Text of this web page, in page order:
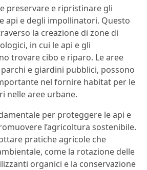
preservare e ripristinare gli
api e degli impollinatori. Questo
la creazione di zone di
in cui le api e gli
trovare cibo e riparo. Le aree
e giardini pubblici, possono
nel fornire habitat per le
nelle aree urbane.
per proteggere le api e
l’agricoltura sostenibile.
pratiche agricole che
come la rotazione delle
organici e la conservazione